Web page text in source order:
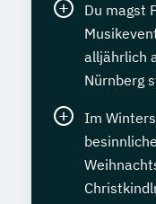
Du magst
alljährlich
Nürnberg
Im